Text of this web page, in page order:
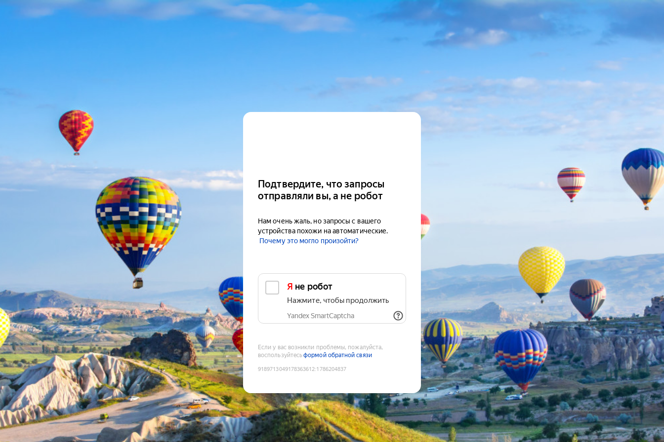
Подтвердите, что запросы
отправляли вы, а не робот
Нам очень жаль, но запросы с вашего
устройства похожи на автоматические.
Почему это могло произойти?
Я не робот
Нажмите, чтобы продолжить
Yandex SmartCaptcha
Если у вас возникли проблемы, пожалуйста,
воспользуйтесьформой обратной связи
9189713049178363612:1786204837